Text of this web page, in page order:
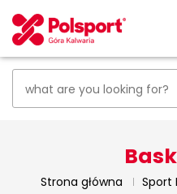
Strona główna Sport